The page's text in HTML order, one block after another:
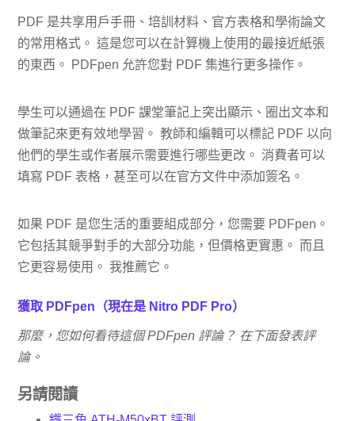
PDF 是共享用戶手冊、培訓材料、官方表格和學術論文
的常用格式。 這是您可以在計算機上使用的最接近紙張
的東西。 PDFpen 允許您對 PDF 集進行更多操作。
學生可以通過在 PDF 課堂筆記上突出顯示、圈出文本和
做筆記來更有效地學習。 教師和編輯可以標記 PDF 以向
他們的學生或作者展示需要進行哪些更改。 消費者可以
填寫 PDF 表格，甚至可以在官方文件中添加簽名。
如果 PDF 是您生活的重要組成部分，您需要 PDFpen。
它包括其競爭對手的大部分功能，但價格更實惠。 而且
它更容易使用。 我推薦它。
獲取 PDFpen（現在是 Nitro PDF Pro）
那麼，您如何看待這個 PDFpen 評論？ 在下面發表評
論。
另請閱讀